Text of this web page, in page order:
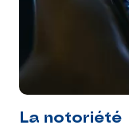
La notoriété